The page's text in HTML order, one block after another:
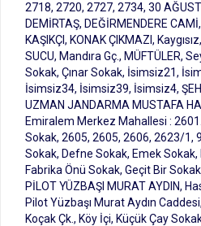
2718, 2720, 2727, 2734, 30
DEMİRTAŞ, DEĞİRMENDERE
KAŞIKÇI, KONAK ÇIKMAZI,
SUCU, Mandıra Gç., MÜFTÜLER,
Sokak, Çınar Sokak, İsimsiz21,
İsimsiz34, İsimsiz39, İsimsiz4,
UZMAN JANDARMA MUSTAFA
Emiralem Merkez Mahallesi :
Sokak, 2605, 2605, 2606, 2623/1,
Sokak, Defne Sokak, Emek
Fabrika Önü Sokak, Geçit Bir
PİLOT YÜZBAŞI MURAT AYDIN,
Pilot Yüzbaşı Murat Aydın
Koçak Çk., Köy İçi, Küçük Çay